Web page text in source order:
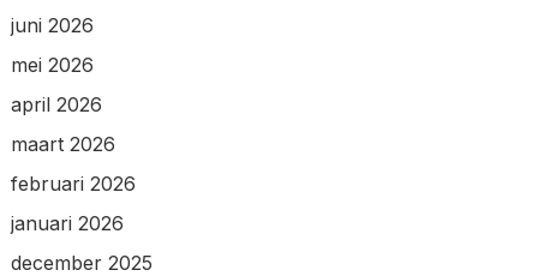
juni 2026
mei 2026
april 2026
maart 2026
februari 2026
januari 2026
december 2025